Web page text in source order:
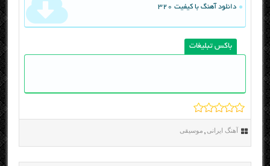
دانلود آهنگ با کیفیت 320
باکس تبلیغات
آهنگ ایرانی, موسیقی